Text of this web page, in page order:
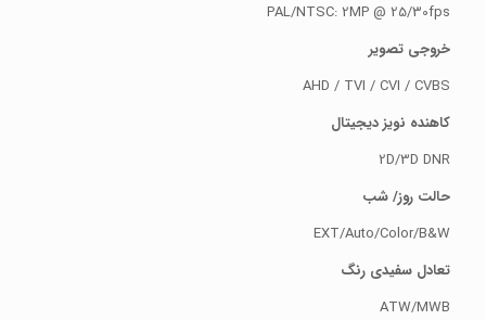
PAL/NTSC: 2MP @ 25/30fps
خروجی تصویر
AHD / TVI / CVI / CVBS
کاهنده نویز دیجیتال
2D/3D DNR
حالت روز/ شب
EXT/Auto/Color/B&W
تعادل سفیدی رنگ
ATW/MWB